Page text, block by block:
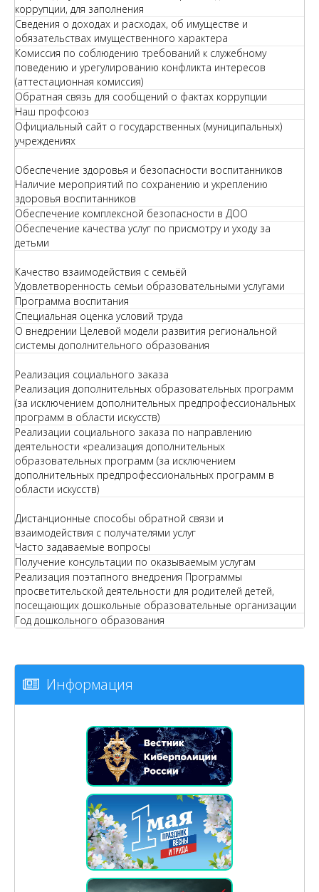
коррупции, для заполнения
Сведения о доходах и расходах, об имуществе и
обязательствах имущественного характера
Комиссия по соблюдению требований к служебному
поведению и урегулированию конфликта интересов
(аттестационная комиссия)
Обратная связь для сообщений о фактах коррупции
Наш профсоюз
Официальный сайт о государственных (муниципальных)
учреждениях
Обеспечение здоровья и безопасности воспитанников
Наличие мероприятий по сохранению и укреплению
здоровья воспитанников
Обеспечение комплексной безопасности в ДОО
Обеспечение качества услуг по присмотру и уходу за
детьми
Качество взаимодействия с семьёй
Удовлетворенность семьи образовательными услугами
Программа воспитания
Специальная оценка условий труда
О внедрении Целевой модели развития региональной
системы дополнительного образования
Реализация социального заказа
Реализация дополнительных образовательных программ
(за исключением дополнительных предпрофессиональных
программ в области искусств)
Реализации социального заказа по направлению
деятельности «реализация дополнительных
образовательных программ (за исключением
дополнительных предпрофессиональных программ в
области искусств)
Дистанционные способы обратной связи и
взаимодействия с получателями услуг
Часто задаваемые вопросы
Получение консультации по оказываемым услугам
Реализация поэтапного внедрения Программы
просветительской деятельности для родителей детей,
посещающих дошкольные образовательные организации
Год дошкольного образования
Информация